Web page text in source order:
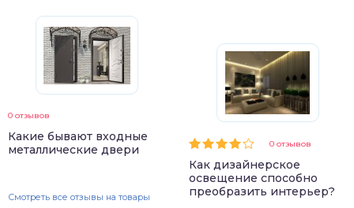
0 отзывов
Какие бывают входные
металлические двери
Смотреть все отзывы на товары
0 отзывов
Как дизайнерское
освещение способно
преобразить интерьер?